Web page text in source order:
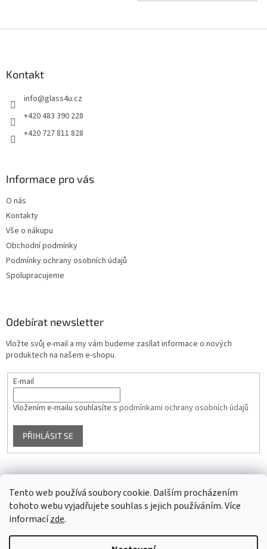
Tento web používá soubory cookie. Dalším procházením
tohoto webu vyjadřujete souhlas s jejich používáním. Více
informacízde.
Kontakt
info@glass4u.cz
+420 483 390 228
+420 727 811 828
Informace pro vás
O nás
Kontakty
Vše o nákupu
Obchodní podmínky
Podmínky ochrany osobních údajů
Spolupracujeme
Odebírat newsletter
Vložte svůj e-mail a my vám budeme zasílat informace o nových
produktech na našem e-shopu.
E-mail
Vložením e-mailu souhlasíte s podmínkami ochrany osobních údajů
PŘIHLÁSIT SE
Facebook